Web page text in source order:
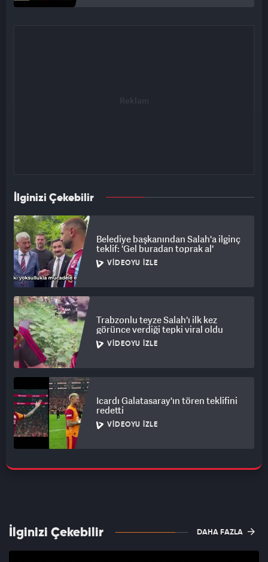
İlginizi Çekebilir
Belediye başkanından Salah'a ilginç
teklif: 'Gel buradan toprak al'
VIDEOYU İZLE
Trabzonlu teyze Salah'ı ilk kez
görünce verdiği tepki viral oldu
VIDEOYU İZLE
Icardı Galatasaray'ın tören teklifini
redetti
VIDEOYU İZLE
İlginizi Çekebilir DAHA FAZLA